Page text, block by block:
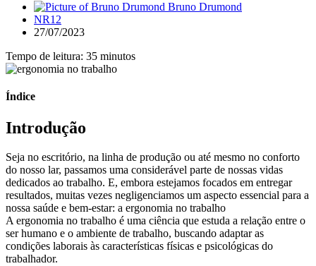
Bruno Drumond
NR12
27/07/2023
Tempo de leitura: 35 minutos
Índice
Introdução
Seja no escritório, na linha de produção ou até mesmo no conforto
do nosso lar, passamos uma considerável parte de nossas vidas
dedicados ao trabalho. E, embora estejamos focados em entregar
resultados, muitas vezes negligenciamos um aspecto essencial para a
nossa saúde e bem-estar: a ergonomia no trabalho
A ergonomia no trabalho é uma ciência que estuda a relação entre o
ser humano e o ambiente de trabalho, buscando adaptar as
condições laborais às características físicas e psicológicas do
trabalhador.